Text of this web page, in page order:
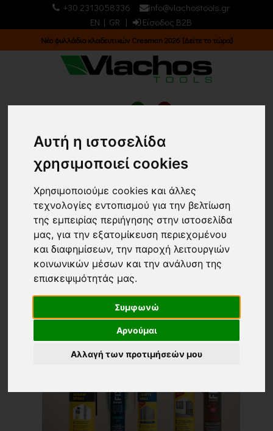
Αυτή η ιστοσελίδα
χρησιμοποιεί cookies
Χρησιμοποιούμε cookies και άλλες
τεχνολογίες εντοπισμού για την βελτίωση
της εμπειρίας περιήγησης στην ιστοσελίδα
μας, για την εξατομίκευση περιεχομένου
και διαφημίσεων, την παροχή λειτουργιών
κοινωνικών μέσων και την ανάλυση της
επισκεψιμότητάς μας.
Συμφωνώ
Αρνούμαι
Αλλαγή των προτιμήσεών μου
+30 2313058336
info@vlachostools.gr
EN | GR | Είσοδος B2B
Νέος κατάλογος 2025 [Κατεβάστε τον τώρα!]
0 0
Λάστιχα
ποτίσματος